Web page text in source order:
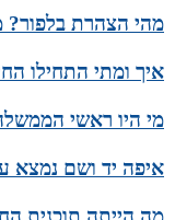
מהי הצהרת בלפור?
איך ומתי התחילו
מי היו ראשי
איפה יד ושם נמצא